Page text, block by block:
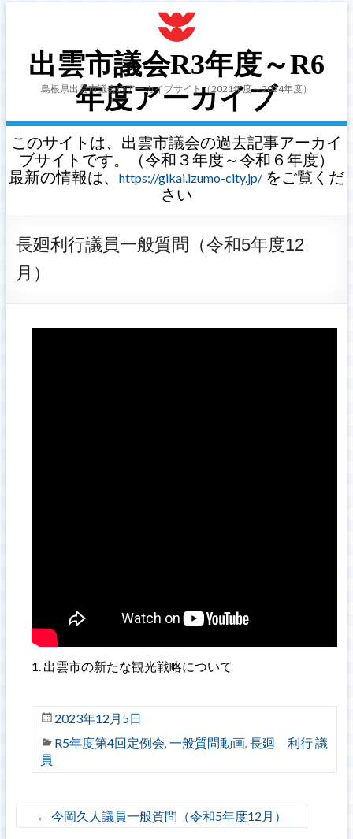
出雲市議会R3年度～R6
年度アーカイブ
島根県出雲市議会のアーカイブサイト（2021年度～2024年度）
このサイトは、出雲市議会の過去記事アーカイ
ブサイトです。（令和３年度～令和６年度）
最新の情報は、
https://gikai.izumo-city.jp/をご覧くだ
さい
長廻利行議員一般質問（令和5年度12
月）
出雲市の新たな観光戦略について
2023年12月5日
R5年度第4回定例会, 一般質問動画, 長廻 利行 議
員
← 今岡久人議員一般質問（令和5年度12月）